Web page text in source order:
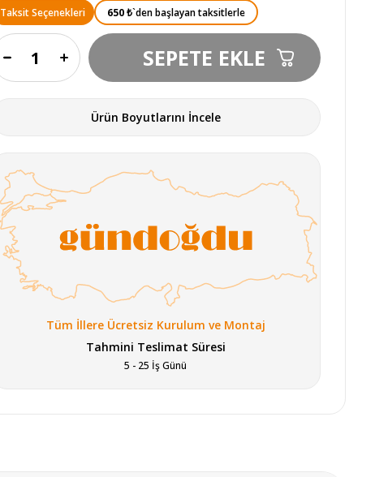
Taksit Seçenekleri 650 ₺`den başlayan taksitlerle
Ürün Boyutlarını İncele
Tüm İllere Ücretsiz Kurulum ve Montaj
Tahmini Teslimat Süresi
5 - 25 İş Günü